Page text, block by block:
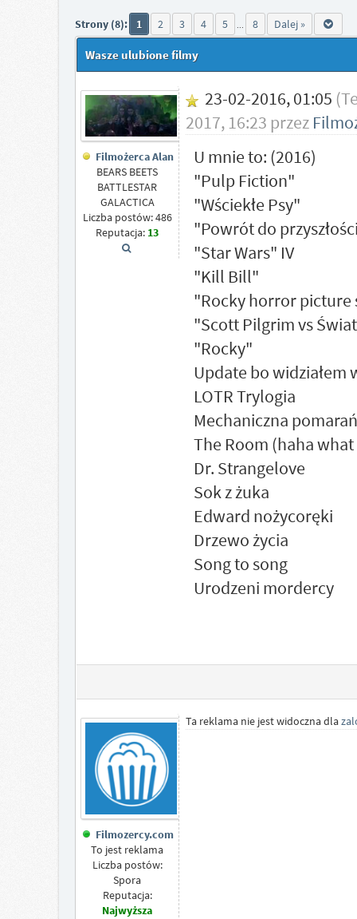
Strony (8): 1 2 3 4 5 ... 8 Dalej »
Wasze ulubione filmy
Filmożerca Alan
BEARS BEETS
BATTLESTAR
GALACTICA
Liczba postów: 486
Reputacja: 13
23-02-2016, 01:05
2017, 16:23 przez
U mnie to: (2016)
"Pulp Fiction"
"Wściekłe Psy"
"Powrót do
"Star Wars" IV
"Kill Bill"
"Rocky horror picture
"Scott Pilgrim vs
"Rocky"
Update bo widziałem
LOTR Trylogia
Mechaniczna
The Room (haha
Dr. Strangelove
Sok z żuka
Edward nożycoręki
Drzewo życia
Song to song
Urodzeni mordercy
Filmozercy.com
To jest reklama
Liczba postów:
Spora
Reputacja:
Najwyższa
Ta reklama nie jest widoczna dla